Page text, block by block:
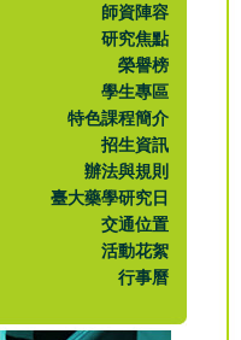
師資陣容
研究焦點
榮譽榜
學生專區
特色課程簡介
招生資訊
辦法與規則
臺大藥學研究日
交通位置
活動花絮
行事曆